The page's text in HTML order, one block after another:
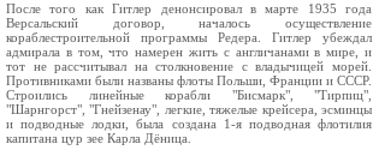
После того как Гитлер денонсировал в марте 1935 года
Версальский договор, началось осуществление
кораблестроительной программы Редера. Гитлер убеждал
адмирала в том, что намерен жить с англичанами в мире, и
тот не рассчитывал на столкновение с владычицей морей.
Противниками были названы флоты Польши, Франции и СССР.
Строились линейные корабли "Бисмарк", "Тирпиц",
"Шарнгорст", "Гнейзенау", легкие, тяжелые крейсера, эсминцы
и подводные лодки, была создана 1-я подводная флотилия
капитана цур зее Карла Дёница.